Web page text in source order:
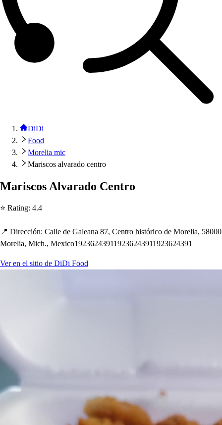
DiDi
Food
Morelia mic
Mariscos alvarado centro
Mariscos Alvarado Centro
⭐ Rating: 4.4
📍 Dirección: Calle de Galeana 87, Centro histórico de Morelia, 58000
Morelia, Mich., Mexico192362439119236243911923624391
Ver en el sitio de DiDi Food